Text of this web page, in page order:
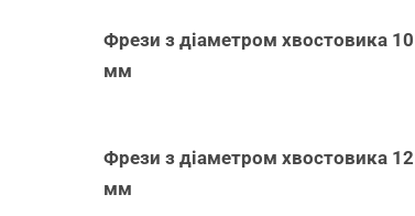
Фрези з діаметром хвостовика 10
мм
Фрези з діаметром хвостовика 12
мм